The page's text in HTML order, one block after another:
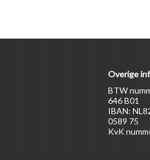
Overige
BTW
646 B01
IBAN:
0589 75
KvK